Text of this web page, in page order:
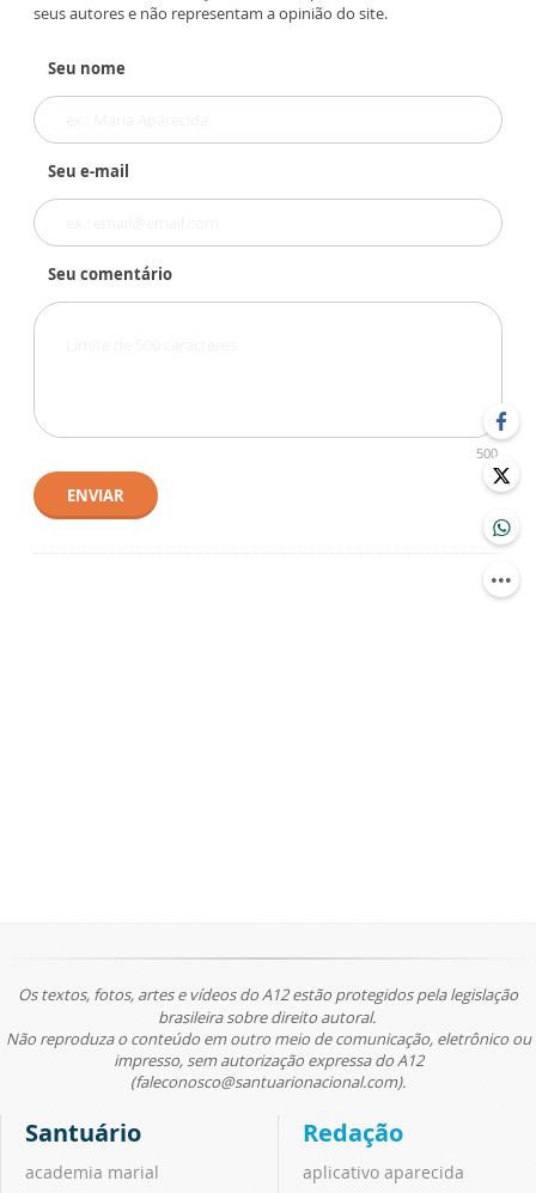
seus autores e não representam a opinião do site.
Seu nome
Seu e-mail
Seu comentário
500
ENVIAR
Os textos, fotos, artes e vídeos do A12 estão protegidos pela legislação
brasileira sobre direito autoral.
Não reproduza o conteúdo em outro meio de comunicação, eletrônico ou
impresso, sem autorização expressa do A12
(faleconosco@santuarionacional.com).
Santuário
academia marial
Redação
aplicativo aparecida